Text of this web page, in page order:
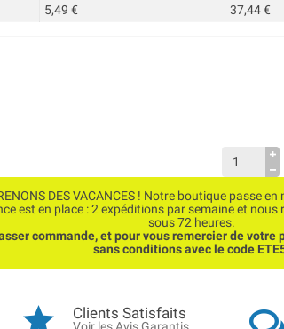
5,49 € 37,44 €
DES VACANCES ! Notre boutique passe
est en place : 2 expéditions par semaine et
sous 72 heures.
commande, et pour vous remercier de votre
sans conditions avec le code
Clients Satisfaits